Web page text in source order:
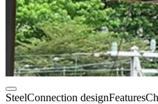
SteelConnection designFeatures